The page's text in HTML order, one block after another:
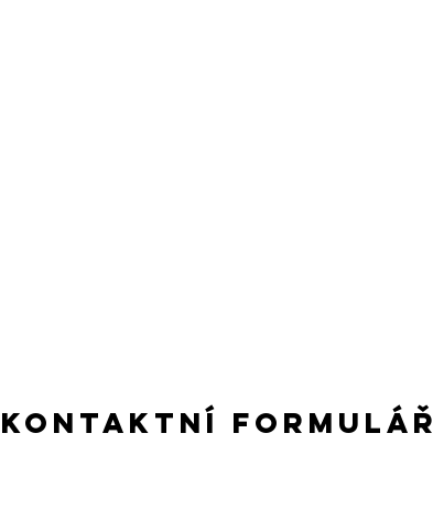
kontaktNÍ FORMULÁŘ